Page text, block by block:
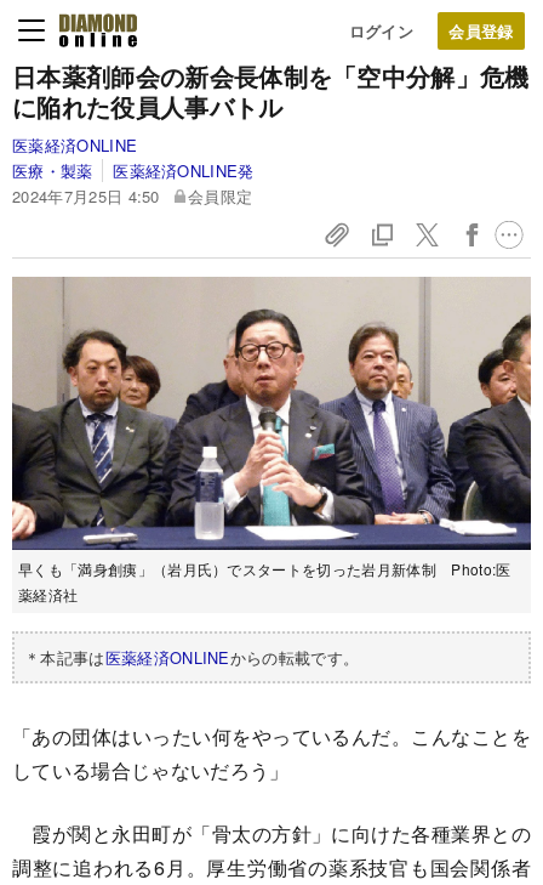
ログイン
日本薬剤師会の新会長体制を「空中分解」危機
に陥れた役員人事バトル
医薬経済ONLINE
医療・製薬
医薬経済ONLINE発
2024年7月25日 4:50
会員限定
早くも「満身創痍」（岩月氏）でスタートを切った岩月新体制 Photo:医
薬経済社
＊本記事は医薬経済ONLINEからの転載です。
「あの団体はいったい何をやっているんだ。こんなことを
している場合じゃないだろう」
霞が関と永田町が「骨太の方針」に向けた各種業界との
調整に追われる6月。厚生労働省の薬系技官も国会関係者